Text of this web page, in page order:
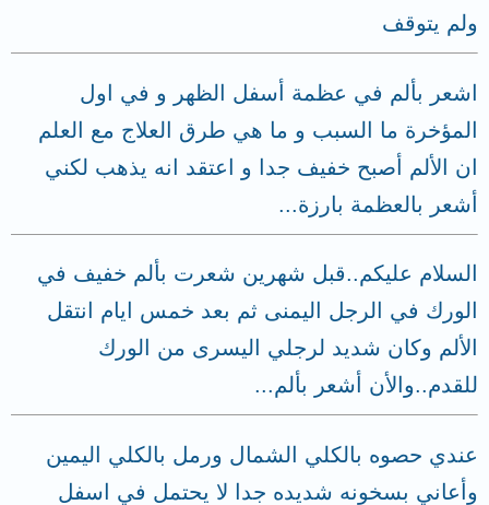
ولم يتوقف
اشعر بألم في عظمة أسفل الظهر و في اول
المؤخرة ما السبب و ما هي طرق العلاج مع العلم
ان الألم أصبح خفيف جدا و اعتقد انه يذهب لكني
أشعر بالعظمة بارزة...
السلام عليكم..قبل شهرين شعرت بألم خفيف في
الورك في الرجل اليمنى ثم بعد خمس ايام انتقل
الألم وكان شديد لرجلي اليسرى من الورك
للقدم..والأن أشعر بألم...
عندي حصوه بالكلي الشمال ورمل بالكلي اليمين
وأعاني بسخونه شديده جدا لا يحتمل في اسفل